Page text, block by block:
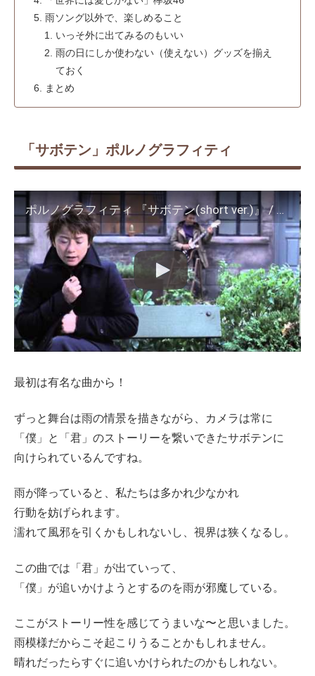
雨ソング以外で、楽しめること
いっそ外に出てみるのもいい
雨の日にしか使わない（使えない）グッズを揃え
ておく
まとめ
「サボテン」ポルノグラフィティ
ポルノグラフィティ 『サボテン(short ver.)』 / Porno Graffitti 『Haneuma Rider (short ver.)』
最初は有名な曲から！
ずっと舞台は雨の情景を描きながら、カメラは常に
「僕」と「君」のストーリーを繋いできたサボテンに
向けられているんですね。
雨が降っていると、私たちは多かれ少なかれ
行動を妨げられます。
濡れて風邪を引くかもしれないし、視界は狭くなるし。
この曲では「君」が出ていって、
「僕」が追いかけようとするのを雨が邪魔している。
ここがストーリー性を感じてうまいな〜と思いました。
雨模様だからこそ起こりうることかもしれません。
晴れだったらすぐに追いかけられたのかもしれない。